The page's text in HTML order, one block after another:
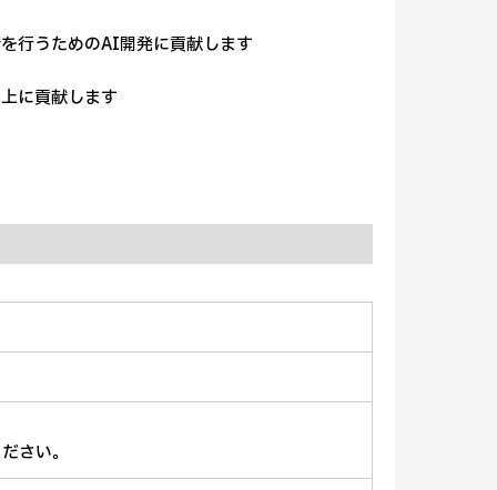
行うためのAI開発に貢献します
に貢献します
さい。